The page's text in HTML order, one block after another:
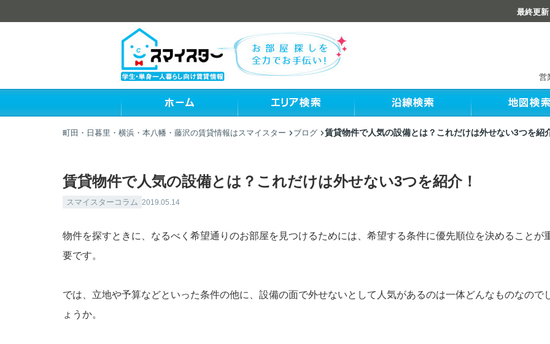
最終更
営
町田・日暮里・横浜・本八幡・藤沢の賃貸情報はスマイスター ブログ 賃貸物件で人気の設備とは？これだけは外せない3つを紹
賃貸物件で人気の設備とは？これだけは外せない3つを紹介！
スマイスターコラム 2019.05.14
物件を探すときに、なるべく希望通りのお部屋を見つけるためには、希望する条件に優先順位を決めることが
要です。
では、立地や予算などといった条件の他に、設備の面で外せないとして人気があるのは一体どんなものなので
ょうか。